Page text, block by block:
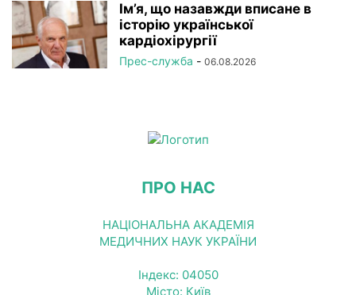
Ім’я, що назавжди вписане в
історію української
кардіохірургії
Прес-служба - 06.08.2026
ПРО НАС
НАЦІОНАЛЬНА АКАДЕМІЯ
МЕДИЧНИХ НАУК УКРАЇНИ
Індекс: 04050
Місто: Київ